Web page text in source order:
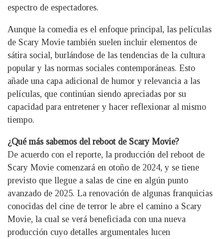
espectro de espectadores.
Aunque la comedia es el enfoque principal, las películas
de Scary Movie también suelen incluir elementos de
sátira social, burlándose de las tendencias de la cultura
popular y las normas sociales contemporáneas. Esto
añade una capa adicional de humor y relevancia a las
películas, que continúan siendo apreciadas por su
capacidad para entretener y hacer reflexionar al mismo
tiempo.
¿Qué más sabemos del reboot de Scary Movie?
De acuerdo con el reporte, la producción del reboot de
Scary Movie comenzará en otoño de 2024, y se tiene
previsto que llegue a salas de cine en algún punto
avanzado de 2025. La renovación de algunas franquicias
conocidas del cine de terror le abre el camino a Scary
Movie, la cual se verá beneficiada con una nueva
producción cuyo detalles argumentales lucen